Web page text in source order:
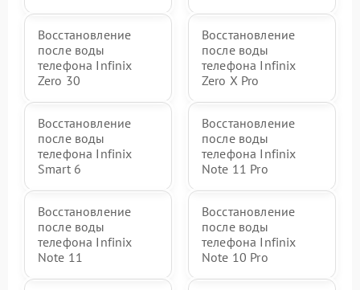
Восстановление
после воды
телефона Infinix
Zero 30
Восстановление
после воды
телефона Infinix
Zero X Pro
Восстановление
после воды
телефона Infinix
Smart 6
Восстановление
после воды
телефона Infinix
Note 11 Pro
Восстановление
после воды
телефона Infinix
Note 11
Восстановление
после воды
телефона Infinix
Note 10 Pro